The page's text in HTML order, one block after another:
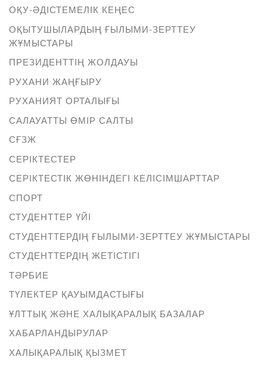
ОҚУ-ӘДІСТЕМЕЛІК КЕҢЕС
ОҚЫТУШЫЛАРДЫҢ ҒЫЛЫМИ-ЗЕРТТЕУ
ЖҰМЫСТАРЫ
ПРЕЗИДЕНТТІҢ ЖОЛДАУЫ
РУХАНИ ЖАҢҒЫРУ
РУХАНИЯТ ОРТАЛЫҒЫ
САЛАУАТТЫ ӨМІР САЛТЫ
СҒЗЖ
СЕРІКТЕСТЕР
СЕРІКТЕСТІК ЖӨНІНДЕГІ КЕЛІСІМШАРТТАР
СПОРТ
СТУДЕНТТЕР ҮЙІ
СТУДЕНТТЕРДІҢ ҒЫЛЫМИ-ЗЕРТТЕУ ЖҰМЫСТАРЫ
СТУДЕНТТЕРДІҢ ЖЕТІСТІГІ
ТӘРБИЕ
ТҮЛЕКТЕР ҚАУЫМДАСТЫҒЫ
ҰЛТТЫҚ ЖӘНЕ ХАЛЫҚАРАЛЫҚ БАЗАЛАР
ХАБАРЛАНДЫРУЛАР
ХАЛЫҚАРАЛЫҚ ҚЫЗМЕТ